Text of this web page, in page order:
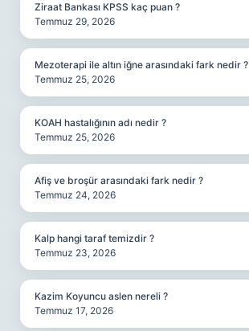
Ziraat Bankası KPSS kaç puan ?
Temmuz 29, 2026
Mezoterapi ile altın iğne arasındaki fark nedir ?
Temmuz 25, 2026
KOAH hastalığının adı nedir ?
Temmuz 25, 2026
Afiş ve broşür arasındaki fark nedir ?
Temmuz 24, 2026
Kalp hangi taraf temizdir ?
Temmuz 23, 2026
Kazim Koyuncu aslen nereli ?
Temmuz 17, 2026